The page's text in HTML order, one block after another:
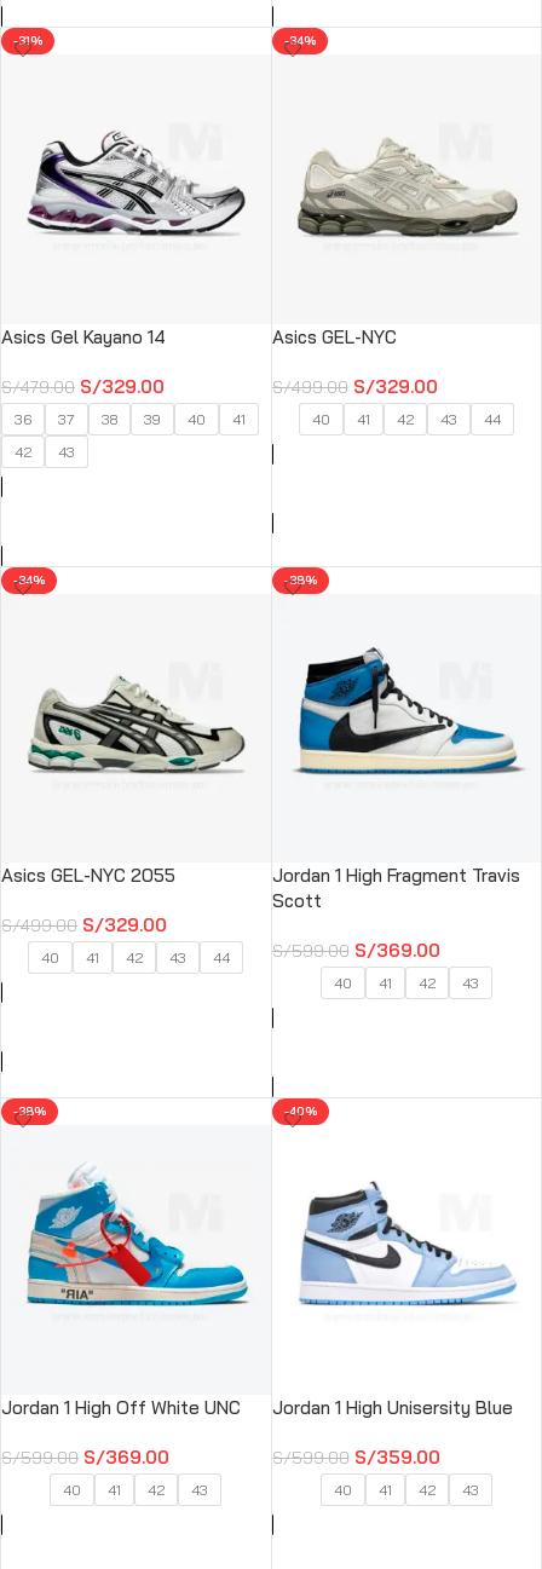
-31%
Asics Gel Kayano 14
S/479.00 S/329.00
36 37 38 39 40
41
42
43
-34%
Asics GEL-NYC
S/499.00 S/329.00
40 41 42 43 44
-34%
Asics GEL-NYC 2055
S/499.00 S/329.00
40 41 42 43 44
-38%
Jordan 1 High Fragment Travis
Scott
S/599.00 S/369.00
40 41 42 43
-38%
Jordan 1 High Off White UNC
S/599.00 S/369.00
40 41 42 43
-40%
Jordan 1 High Unisersity Blue
S/599.00 S/359.00
40 41 42 43